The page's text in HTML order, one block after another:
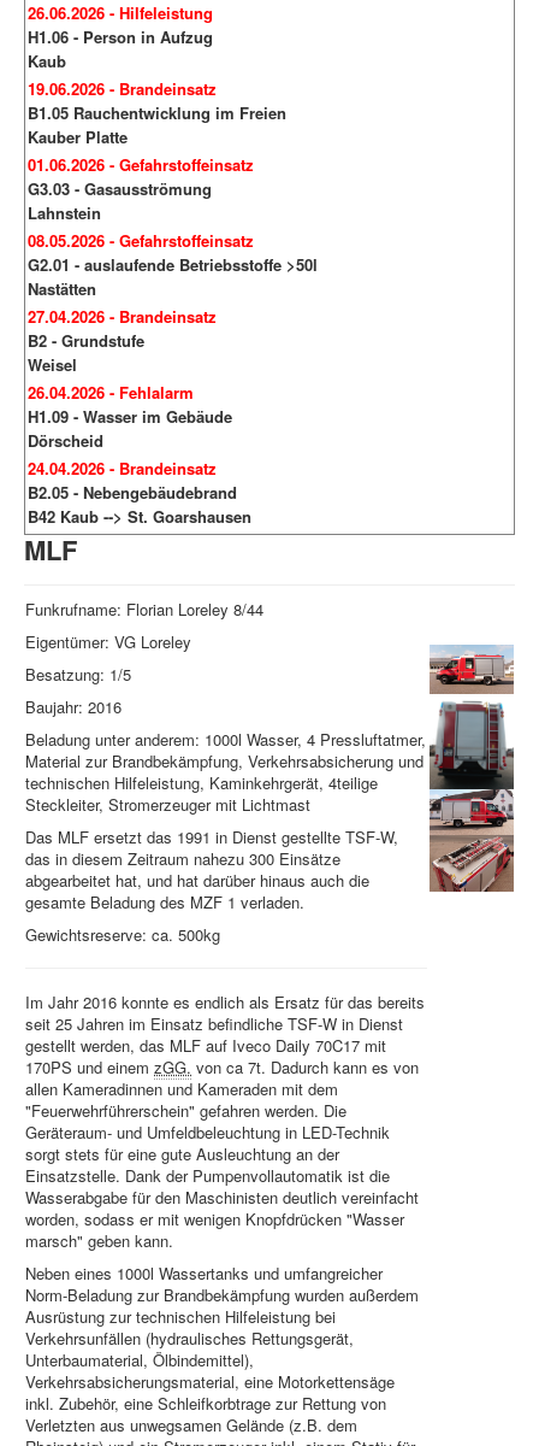
26.06.2026 - Hilfeleistung
H1.06 - Person in Aufzug
Kaub
19.06.2026 - Brandeinsatz
B1.05 Rauchentwicklung im Freien
Kauber Platte
01.06.2026 - Gefahrstoffeinsatz
G3.03 - Gasausströmung
Lahnstein
08.05.2026 - Gefahrstoffeinsatz
G2.01 - auslaufende Betriebsstoffe >50l
Nastätten
27.04.2026 - Brandeinsatz
B2 - Grundstufe
Weisel
26.04.2026 - Fehlalarm
H1.09 - Wasser im Gebäude
Dörscheid
24.04.2026 - Brandeinsatz
B2.05 - Nebengebäudebrand
B42 Kaub --> St. Goarshausen
MLF
Funkrufname: Florian Loreley 8/44
Eigentümer: VG Loreley
Besatzung: 1/5
Baujahr: 2016
Beladung unter anderem: 1000l Wasser, 4 Pressluftatmer,
Material zur Brandbekämpfung, Verkehrsabsicherung und
technischen Hilfeleistung, Kaminkehrgerät, 4teilige
Steckleiter, Stromerzeuger mit Lichtmast
Das MLF ersetzt das 1991 in Dienst gestellte TSF-W,
das in diesem Zeitraum nahezu 300 Einsätze
abgearbeitet hat, und hat darüber hinaus auch die
gesamte Beladung des MZF 1 verladen.
Gewichtsreserve: ca. 500kg
Im Jahr 2016 konnte es endlich als Ersatz für das bereits
seit 25 Jahren im Einsatz befindliche TSF-W in Dienst
gestellt werden, das MLF auf Iveco Daily 70C17 mit
170PS und einem zGG. von ca 7t. Dadurch kann es von
allen Kameradinnen und Kameraden mit dem
"Feuerwehrführerschein" gefahren werden. Die
Geräteraum- und Umfeldbeleuchtung in LED-Technik
sorgt stets für eine gute Ausleuchtung an der
Einsatzstelle. Dank der Pumpenvollautomatik ist die
Wasserabgabe für den Maschinisten deutlich vereinfacht
worden, sodass er mit wenigen Knopfdrücken "Wasser
marsch" geben kann.
Neben eines 1000l Wassertanks und umfangreicher
Norm-Beladung zur Brandbekämpfung wurden außerdem
Ausrüstung zur technischen Hilfeleistung bei
Verkehrsunfällen (hydraulisches Rettungsgerät,
Unterbaumaterial, Ölbindemittel),
Verkehrsabsicherungsmaterial, eine Motorkettensäge
inkl. Zubehör, eine Schleifkorbtrage zur Rettung von
Verletzten aus unwegsamen Gelände (z.B. dem